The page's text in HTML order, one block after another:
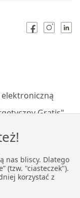
elektroniczną
Gratis"
nas bliscy. Dlatego
(tzw. "ciasteczek").
korzystać z